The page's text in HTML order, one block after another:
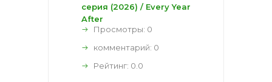
серия (2026) / Every Year
After
Просмотры: 0
комментарий: 0
Рейтинг: 0.0